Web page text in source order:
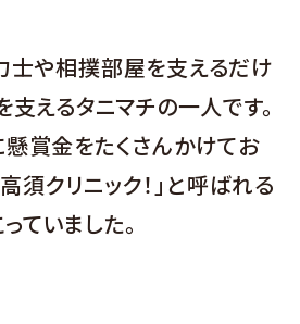
や相撲部屋を支えるだけ
支えるタニマチの一人です。
賞金をたくさんかけてお
！高須クリニック！」と呼ばれる
ていました。